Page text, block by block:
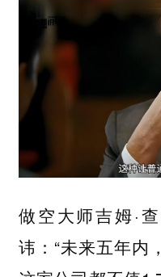
做空大师吉姆·
讳：“未来五年内